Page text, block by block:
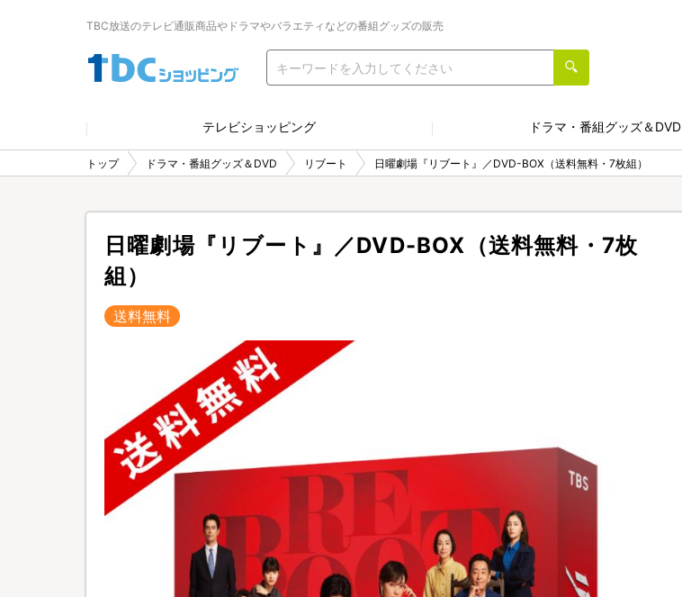
TBC放送のテレビ通販商品やドラマやバラエティなどの番組グッズの販売
テレビショッピング ドラマ・番組グッズ＆DVD
トップ ドラマ・番組グッズ＆DVD リブート 日曜劇場『リブート』／DVD-BOX（送料無料・7枚組）
日曜劇場『リブート』／DVD-BOX（送料無料・7枚
組）
送料無料